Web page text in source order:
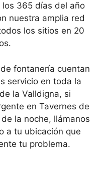
los 365 días del año
nuestra amplia red
los sitios en 20
fontanería cuentan
servicio en toda la
la Valldigna, si
en Tavernes de
la noche, llámanos
a tu ubicación que
tu problema.